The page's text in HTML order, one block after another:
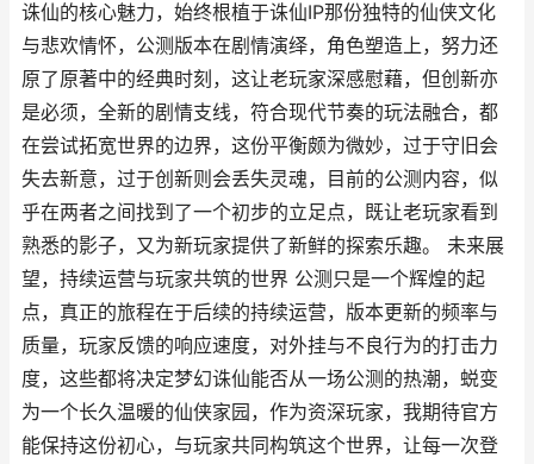
诛仙的核心魅力，始终根植于诛仙IP那份独特的仙侠文化
与悲欢情怀，公测版本在剧情演绎，角色塑造上，努力还
原了原著中的经典时刻，这让老玩家深感慰藉，但创新亦
是必须，全新的剧情支线，符合现代节奏的玩法融合，都
在尝试拓宽世界的边界，这份平衡颇为微妙，过于守旧会
失去新意，过于创新则会丢失灵魂，目前的公测内容，似
乎在两者之间找到了一个初步的立足点，既让老玩家看到
熟悉的影子，又为新玩家提供了新鲜的探索乐趣。 未来展
望，持续运营与玩家共筑的世界 公测只是一个辉煌的起
点，真正的旅程在于后续的持续运营，版本更新的频率与
质量，玩家反馈的响应速度，对外挂与不良行为的打击力
度，这些都将决定梦幻诛仙能否从一场公测的热潮，蜕变
为一个长久温暖的仙侠家园，作为资深玩家，我期待官方
能保持这份初心，与玩家共同构筑这个世界，让每一次登